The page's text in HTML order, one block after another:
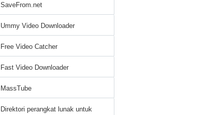
SaveFrom.net
Ummy Video Downloader
Free Video Catcher
Fast Video Downloader
MassTube
Direktori perangkat lunak untuk